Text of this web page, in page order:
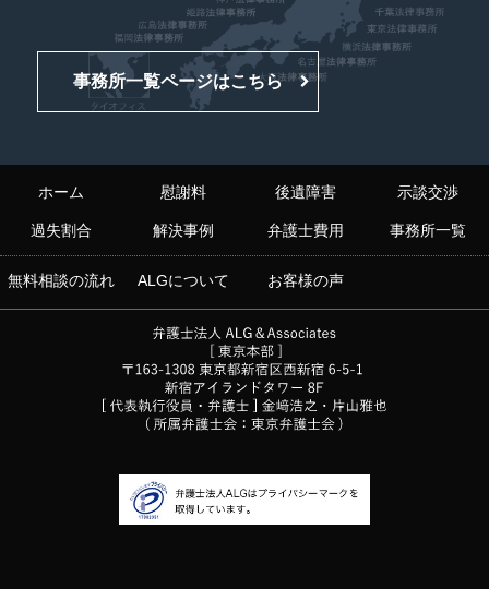
事務所一覧ページはこちら
ホーム 慰謝料 後遺障害 示談交渉
過失割合 解決事例 弁護士費用 事務所一覧
無料相談の流れ ALGについて お客様の声